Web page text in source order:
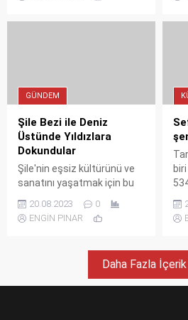
ve Sanat Festivali'nin 34. yılı,
GÜNDEM
Şile Bezi ile Deniz
Üstünde Yıldızlara
Dokundular
Şile'nin eşsiz kültürünü ve
sanatını yaşatmak için bu
yıl 34’üncüsü düzenlenen
Uluslararası Şile Bezi Kültür
ve Sanat Festivali
etkinliklere ev sahipliği
20.08.2023
0
ENGİN PINAR
Daha Fazla